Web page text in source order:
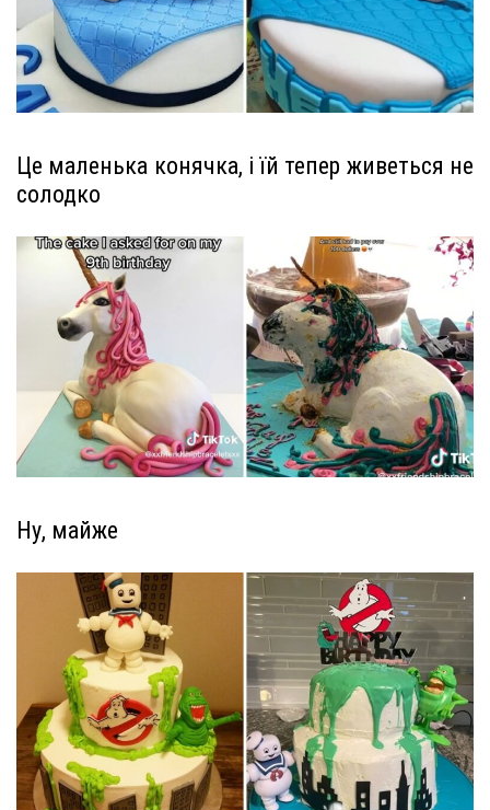
Це маленька конячка, і їй тепер живеться не
солодко
Ну, майже